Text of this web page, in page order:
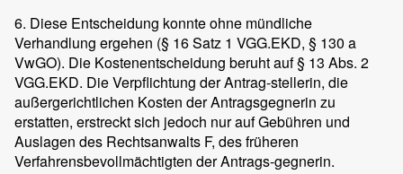
6. Diese Entscheidung konnte ohne mündliche
Verhandlung ergehen (§ 16 Satz 1 VGG.EKD, § 130 a
VwGO). Die Kostenentscheidung beruht auf § 13 Abs. 2
VGG.EKD. Die Verpflichtung der Antrag-stellerin, die
außergerichtlichen Kosten der Antragsgegnerin zu
erstatten, erstreckt sich jedoch nur auf Gebühren und
Auslagen des Rechtsanwalts F, des früheren
Verfahrensbevollmächtigten der Antrags-gegnerin.